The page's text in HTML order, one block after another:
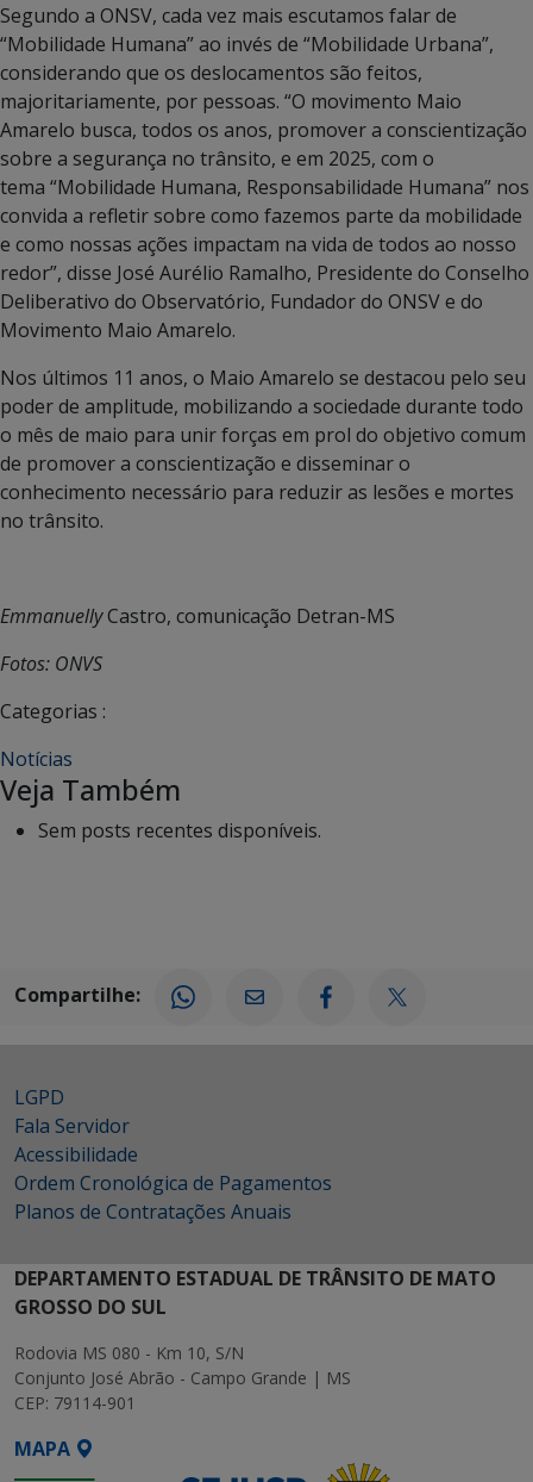
Segundo a ONSV, cada vez mais escutamos falar de
“Mobilidade Humana” ao invés de “Mobilidade Urbana”,
considerando que os deslocamentos são feitos,
majoritariamente, por pessoas. “O movimento Maio
Amarelo busca, todos os anos, promover a conscientização
sobre a segurança no trânsito, e em 2025, com o
tema “Mobilidade Humana, Responsabilidade Humana” nos
convida a refletir sobre como fazemos parte da mobilidade
e como nossas ações impactam na vida de todos ao nosso
redor”, disse José Aurélio Ramalho, Presidente do Conselho
Deliberativo do Observatório, Fundador do ONSV e do
Movimento Maio Amarelo.
Nos últimos 11 anos, o Maio Amarelo se destacou pelo seu
poder de amplitude, mobilizando a sociedade durante todo
o mês de maio para unir forças em prol do objetivo comum
de promover a conscientização e disseminar o
conhecimento necessário para reduzir as lesões e mortes
no trânsito.
EmmanuellyCastro, comunicação Detran-MS
Fotos: ONVS
Categorias :
Notícias
Veja Também
Sem posts recentes disponíveis.
Compartilhe:
LGPD
Fala Servidor
Acessibilidade
Ordem Cronológica de Pagamentos
Planos de Contratações Anuais
DEPARTAMENTO ESTADUAL DE TRÂNSITO DE MATO
GROSSO DO SUL
Rodovia MS 080 - Km 10, S/N
Conjunto José Abrão - Campo Grande | MS
CEP: 79114-901
MAPA